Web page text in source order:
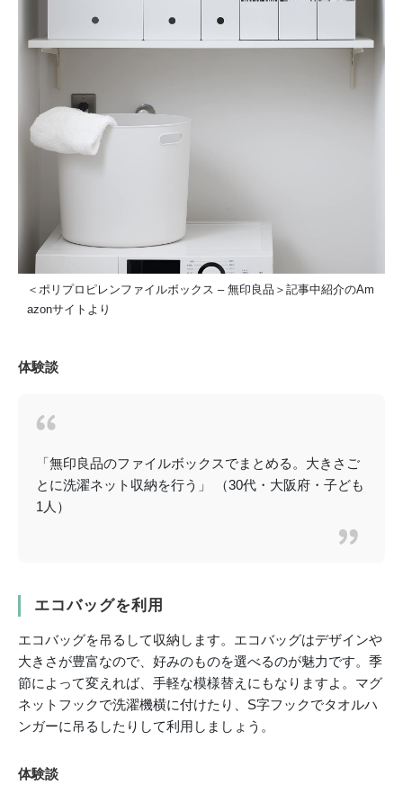
＜ポリプロピレンファイルボックス – 無印良品＞記事中紹介のAm
azonサイトより
体験談
「無印良品のファイルボックスでまとめる。大きさご
とに洗濯ネット収納を行う」 （30代・大阪府・子ども
1人）
エコバッグを利用
エコバッグを吊るして収納します。エコバッグはデザインや
大きさが豊富なので、好みのものを選べるのが魅力です。季
節によって変えれば、手軽な模様替えにもなりますよ。マグ
ネットフックで洗濯機横に付けたり、S字フックでタオルハ
ンガーに吊るしたりして利用しましょう。
体験談